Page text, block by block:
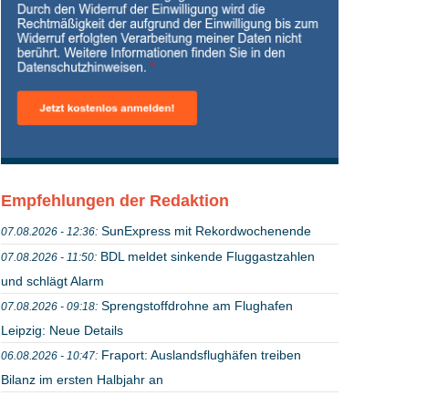
Empfehlungen der Redaktion
07.08.2026 - 12:36: SunExpress mit Rekordwochenende
07.08.2026 - 11:50: BDL meldet sinkende Fluggastzahlen
und schlägt Alarm
07.08.2026 - 09:18: Sprengstoffdrohne am Flughafen
Leipzig: Neue Details
06.08.2026 - 10:47: Fraport: Auslandsflughäfen treiben
Bilanz im ersten Halbjahr an